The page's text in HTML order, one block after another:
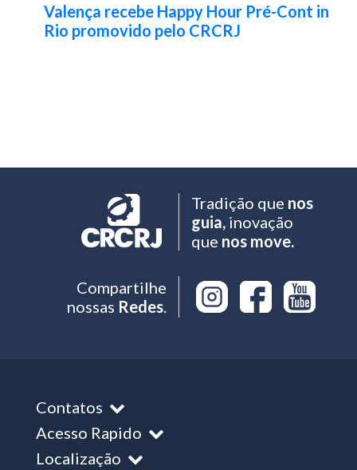
Valença recebe Happy Hour Pré-Cont in
Rio promovido pelo CRCRJ
Tradição que nos
guia,inovação
que nos move.
Compartilhe
nossas Redes.
Contatos
Acesso Rapido
Localização